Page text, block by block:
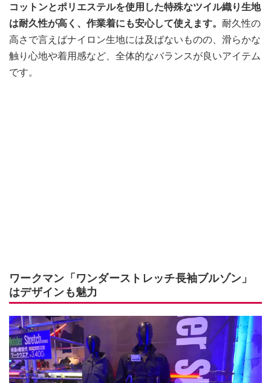
コットンとポリエステルを使用した特殊なツイル織り生地
は耐久性が高く、作業着にも安心して使えます。 耐久性の
高さで言えばナイロン生地には及ばないものの、滑らかな
触り心地や着用感など、全体的なバランスが良いアイテム
です。
ワークマン「ワンダーストレッチ長袖ブルゾン」
はデザインも魅力